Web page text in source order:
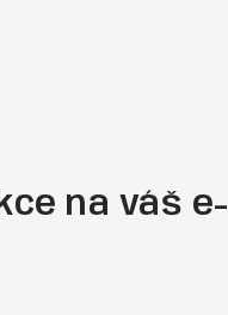
na váš e-